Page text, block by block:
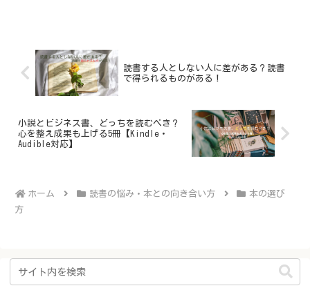
読書する人としない人に差がある？読書
で得られるものがある！
小説とビジネス書、どっちを読むべき？
心を整え成果も上げる5冊【Kindle・
Audible対応】
ホーム 読書の悩み・本との向き合い方
本の選び
方